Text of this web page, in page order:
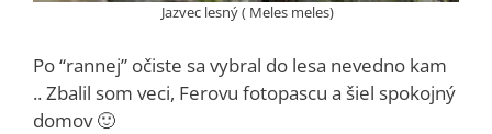
Jazvec lesný ( Meles meles)
Po “rannej” očiste sa vybral do lesa nevedno kam
.. Zbalil som veci, Ferovu fotopascu a šiel spokojný
domov 🙂